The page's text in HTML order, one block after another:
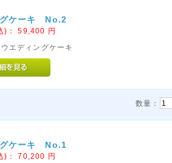
グケーキ No.2
)：59,400 円
エディングケーキ
数量：
グケーキ No.1
)：70,200 円